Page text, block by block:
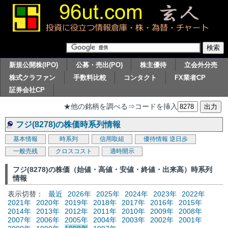
新規公開株(IPO) 公募・売出(PO) 株主優待
立会外分売
株式クラファン
手数料比較 コンタクト
FX業者CP
証券会社CP
★他の銘柄を調べる⇒コードを挿入
フジ(8278)の株価時系列情報
基本情報 時系列 信用取組 優待情報 逆日歩
一般売残
クロスコスト 適時開示
フジ(8278)の株価（始値・高値・安値・終値・出来高）時系列
情報
表示切替：
最近 2026年 2025年 2024年 2023年
2022年
2021年
2020年 2019年 2018年 2017年 2016年
2015年
2014年
2013年 2012年 2011年 2010年 2009年
2008年
2007年
2006年 2005年 2004年 2003年 2002年
2001年